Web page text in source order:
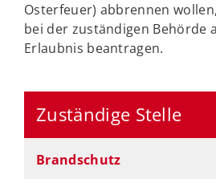
Osterfeuer) abbrennen
bei der zuständigen Behörde
Erlaubnis beantragen.
Zuständige Stelle
Brandschutz